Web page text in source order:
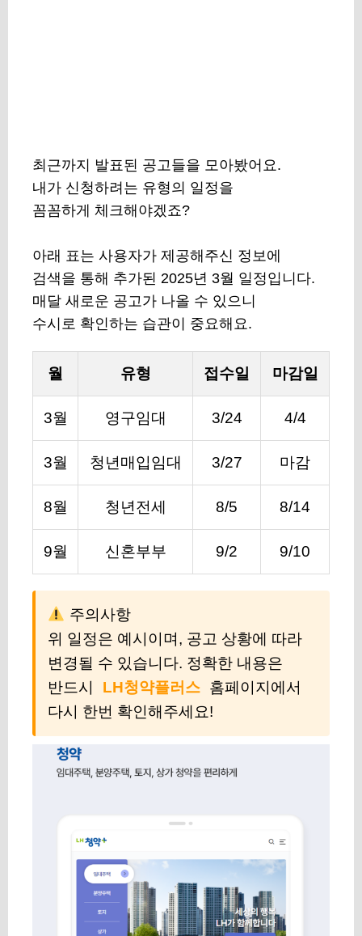
최근까지 발표된 공고들을 모아봤어요.
내가 신청하려는 유형의 일정을
꼼꼼하게 체크해야겠죠?
아래 표는 사용자가 제공해주신 정보에
검색을 통해 추가된 2025년 3월 일정입니다.
매달 새로운 공고가 나올 수 있으니
수시로 확인하는 습관이 중요해요.
월 유형 접수일 마감일
3월 영구임대 3/24 4/4
3월 청년매입임대 3/27 마감
8월 청년전세 8/5 8/14
9월 신혼부부 9/2 9/10
주의사항
위 일정은 예시이며, 공고 상황에 따라
변경될 수 있습니다. 정확한 내용은
반드시
LH청약플러스 홈페이지에서
다시 한번 확인해주세요!